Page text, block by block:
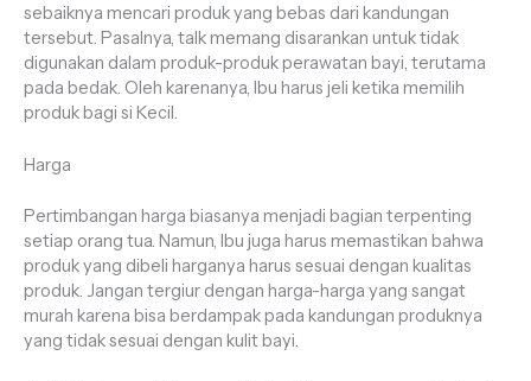
sebaiknya mencari produk yang bebas dari kandungan
tersebut. Pasalnya, talk memang disarankan untuk tidak
digunakan dalam produk-produk perawatan bayi, terutama
pada bedak. Oleh karenanya, Ibu harus jeli ketika memilih
produk bagi si Kecil.
Harga
Pertimbangan harga biasanya menjadi bagian terpenting
setiap orang tua. Namun, Ibu juga harus memastikan bahwa
produk yang dibeli harganya harus sesuai dengan kualitas
produk. Jangan tergiur dengan harga-harga yang sangat
murah karena bisa berdampak pada kandungan produknya
yang tidak sesuai dengan kulit bayi.